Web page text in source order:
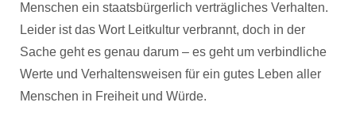
Menschen ein staatsbürgerlich verträgliches Verhalten.
Leider ist das Wort Leitkultur verbrannt, doch in der
Sache geht es genau darum – es geht um verbindliche
Werte und Verhaltensweisen für ein gutes Leben aller
Menschen in Freiheit und Würde.